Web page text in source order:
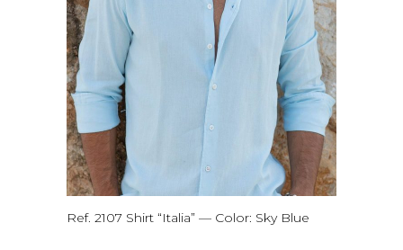
Ref. 2107 Shirt “Italia” — Color: Sky Blue